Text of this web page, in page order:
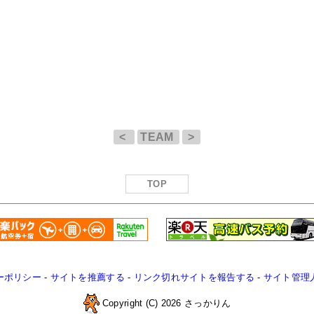
< TEAM >
TOP
ポリシー - サイトを推薦する - リンク切れサイトを報告する - サイト管理
Copyright (C) 2026 さっかりん